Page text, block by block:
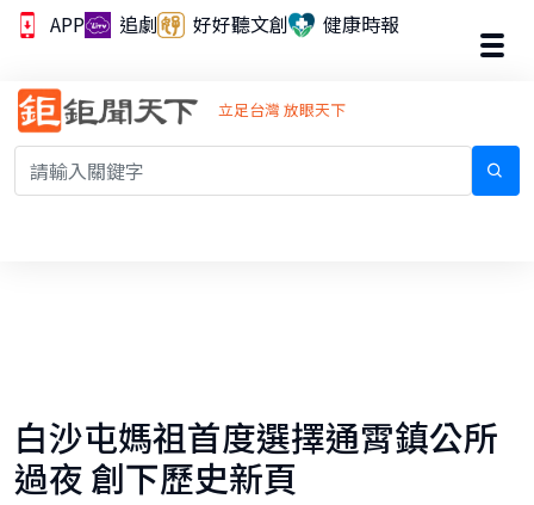
APP 追劇 好好聽文創 健康時報
立足台灣 放眼天下
白沙屯媽祖首度選擇通霄鎮公所
過夜 創下歷史新頁